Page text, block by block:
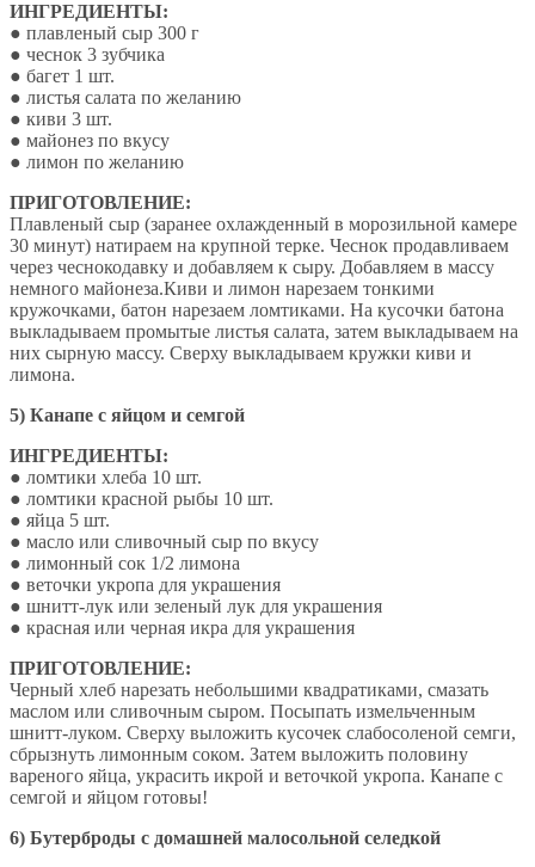
ИНГРЕДИЕНТЫ:
● плавленый сыр 300 г
● чеснок 3 зубчика
● багет 1 шт.
● листья салата по желанию
● киви 3 шт.
● майонез по вкусу
● лимон по желанию
ПРИГОТОВЛЕНИЕ:
Плавленый сыр (заранее охлажденный в морозильной камере
30 минут) натираем на крупной терке. Чеснок продавливаем
через чеснокодавку и добавляем к сыру. Добавляем в массу
немного майонеза.Киви и лимон нарезаем тонкими
кружочками, батон нарезаем ломтиками. На кусочки батона
выкладываем промытые листья салата, затем выкладываем на
них сырную массу. Сверху выкладываем кружки киви и
лимона.
5) Канапе с яйцом и семгой
ИНГРЕДИЕНТЫ:
● ломтики хлеба 10 шт.
● ломтики красной рыбы 10 шт.
● яйца 5 шт.
● масло или сливочный сыр по вкусу
● лимонный сок 1/2 лимона
● веточки укропа для украшения
● шнитт-лук или зеленый лук для украшения
● красная или черная икра для украшения
ПРИГОТОВЛЕНИЕ:
Черный хлеб нарезать небольшими квадратиками, смазать
маслом или сливочным сыром. Посыпать измельченным
шнитт-луком. Сверху выложить кусочек слабосоленой семги,
сбрызнуть лимонным соком. Затем выложить половину
вареного яйца, украсить икрой и веточкой укропа. Канапе с
семгой и яйцом готовы!
6) Бутерброды с домашней малосольной селедкой